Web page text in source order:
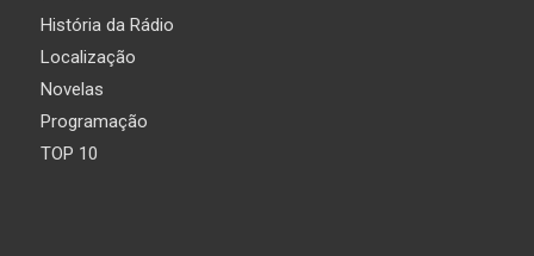
História da Rádio
Localização
Novelas
Programação
TOP 10